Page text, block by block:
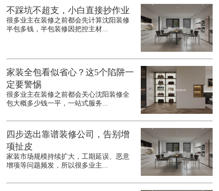
不踩坑不超支，小白直接抄作业
很多业主在装修之前都会先计算沈阳装修
半包多钱，半包装修因把控主材...
家装全包看似省心？这5个陷阱一
定要警惕
很多业主在装修之前都会关心沈阳装修全
包大概多少钱一平，一站式服务...
四步选出靠谱装修公司，告别增
项扯皮
家装市场规模持续扩大，工期延误、恶意
增项等问题频发，所以很多业主...